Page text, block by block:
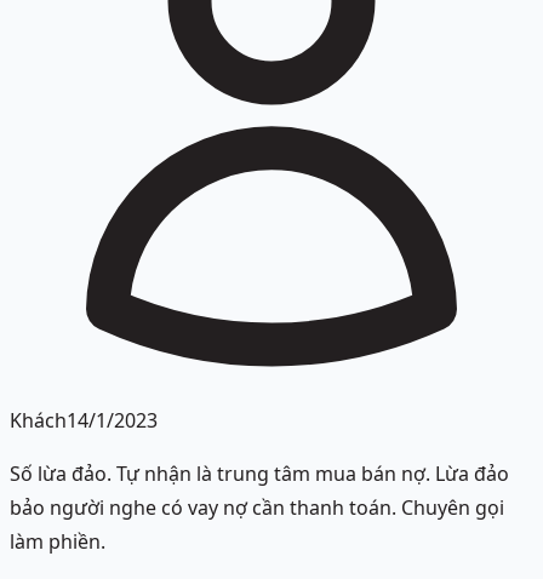
Khách14/1/2023
Số lừa đảo. Tự nhận là trung tâm mua bán nợ. Lừa đảo
bảo người nghe có vay nợ cần thanh toán. Chuyên gọi
làm phiền.